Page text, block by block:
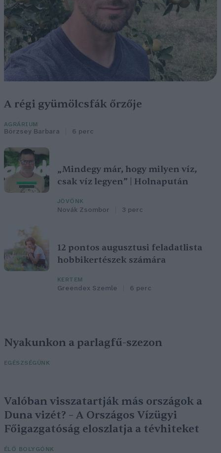
A régi gyümölcsfák őrzője
AGRÁRIUM
Börzsey Barbara 6 perc
„Mindegy már, hogy milyen víz,
csak víz legyen” | Holnapután
JÖVŐNK
Novák Zsombor 3 perc
12 pontos augusztusi feladatlista
hobbikertészek számára
KERTEM
Greendex Szemle 6 perc
Nyakunkon a parlagfű-szezon
EGÉSZSÉGÜNK
Valóban visszatartják más országok a
Duna vizét? – A Országos Vízügyi
Főigazgatóság eloszlatja a tévhiteket
ÉLŐ BOLYGÓNK